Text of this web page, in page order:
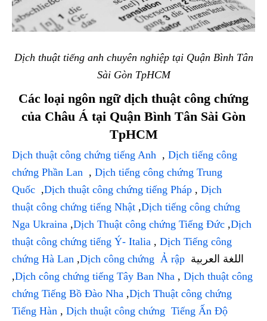
Dịch thuật tiếng anh chuyên nghiệp tại Quận Bình Tân
Sài Gòn TpHCM
Các loại ngôn ngữ dịch thuật công chứng
của Châu Á tại Quận Bình Tân Sài Gòn
TpHCM
Dịch thuật công chứng tiếng Anh , Dịch tiếng công
chứng Phần Lan , Dịch tiếng công chứng Trung
Quốc ,Dịch thuật công chứng tiếng Pháp , Dịch
thuật công chứng tiếng Nhật ,Dịch tiếng công chứng
Nga Ukraina ,Dịch Thuật công chứng Tiếng Đức ,Dịch
thuật công chứng tiếng Ý- Italia , Dịch Tiếng công
chứng Hà Lan ,Dịch công chứng Ả rập
,Dịch công chứng tiếng Tây Ban Nha , Dịch thuật công
chứng Tiếng Bồ Đào Nha ,Dịch Thuật công chứng
Tiếng Hàn , Dịch thuật công chứng Tiếng Ấn Độ